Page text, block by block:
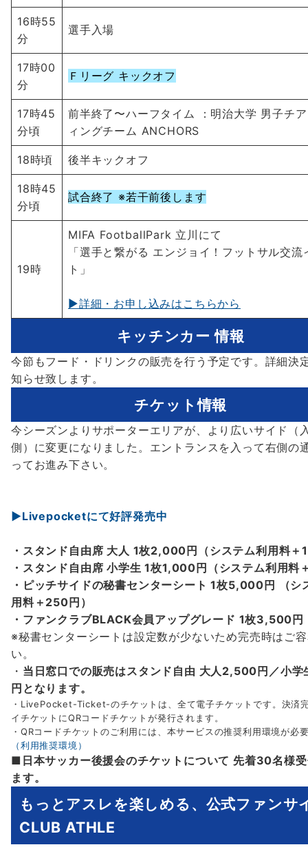
16時55
分
選手入場
17時00
分
Ｆリーグ キックオフ
17時45
分頃
前半終了〜ハーフタイム ：明治大学 男子チ
ィングチーム ANCHORS
18時頃 後半キックオフ
18時45
分頃
試合終了 ※若干前後します
19時
MIFA FootballPark 立川にて
「選手と繋がる エンジョイ！フットサル交流
ト」
▶詳細・お申し込みはこちらから
キッチンカー 情報
今節もフード・ドリンクの販売を行う予定です。詳細決
知らせ致します。
チケット情報
今シーズンよりサポーターエリアが、より広いサイド（
側）に変更になりました。エントランスを入って右側の
ってお進み下さい。
▶Livepocketにて好評発売中
・スタンド自由席 大人 1枚2,000円（システム利用料＋
・スタンド自由席 小学生 1枚1,000円（システム利用料
・ピッチサイドの秘書センターシート 1枚5,000円 （シ
用料＋250円）
・ファンクラブBLACK会員アップグレード 1枚3,500円
※秘書センターシートは設定数が少ないため完売時はご
い。
・ 当日窓口での販売はスタンド自由 大人2,500円／小
円となります。
・LivePocket-Ticket-のチケットは、全て電子チケットです。決済
イチケットにQRコードチケットが発行されます。
・QRコードチケットのご利用には、本サービスの推奨利用環境が必
（利用推奨環境）
■日本サッカー後援会のチケットについて 先着30名様
ます。
もっとアスレを楽しめる、公式ファンサ
CLUB ATHLE